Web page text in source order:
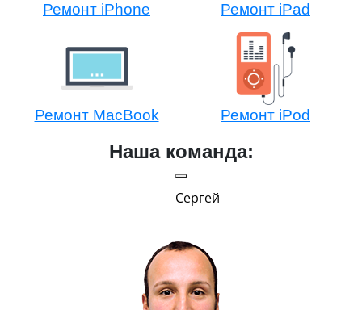
Ремонт iPhone Ремонт iPad
Ремонт MacBook Ремонт iPod
Наша команда:
Сергей